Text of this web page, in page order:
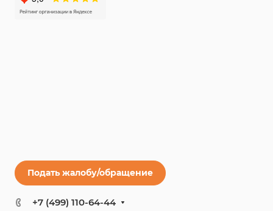
Подать жалобу/обращение
+7 (499) 110-64-44